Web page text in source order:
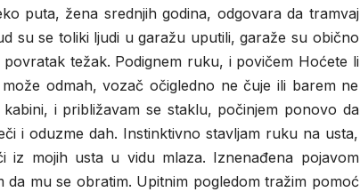
puta, žena srednjih godina, odgovara da tramvaj
su se toliki ljudi u garažu uputili, garaže su obično
težak. Podignem ruku, i povičem Hoćete li
odmah, vozač očigledno ne čuje ili barem ne
i približavam se staklu, počinjem ponovo da
i oduzme dah. Instinktivno stavljam ruku na usta,
mojih usta u vidu mlaza. Iznenađena pojavom
mu se obratim. Upitnim pogledom tražim pomoć